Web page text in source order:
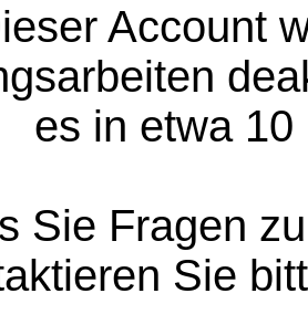
Account
es in etwa
Sie Fragen
Sie